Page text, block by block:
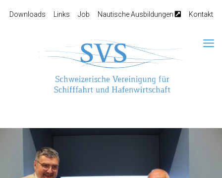
Downloads Links Job Nautische Ausbildungen Kontakt